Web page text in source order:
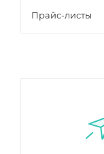
Прайс-листы